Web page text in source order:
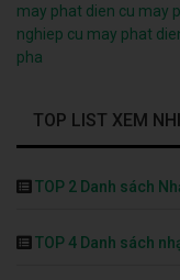
may phat dien cu may
nghiep cu may phat
pha
TOP LIST XEM
TOP 2 Danh sách
TOP 4 Danh sách